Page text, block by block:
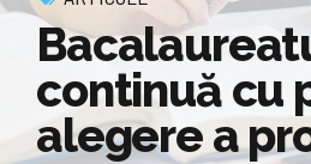
continuă cu
alegere a